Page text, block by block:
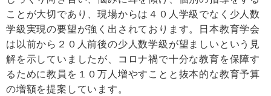
ことが大切であり、現場からは４０人学級でなく少人数
学級実現の要望が強く出されております。日本教育学会
は以前から２０人前後の少人数学級が望ましいという見
解を示していましたが、コロナ禍で十分な教育を保障す
るために教員を１０万人増やすことと抜本的な教育予算
の増額を提案しています。